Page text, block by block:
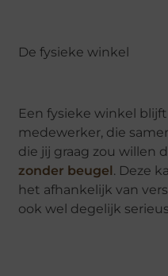
De fysieke winkel
Een fysieke winkel
medewerker, die
die jij graag zou willen
zonder beugel. Deze
het afhankelijk van
ook wel degelijk